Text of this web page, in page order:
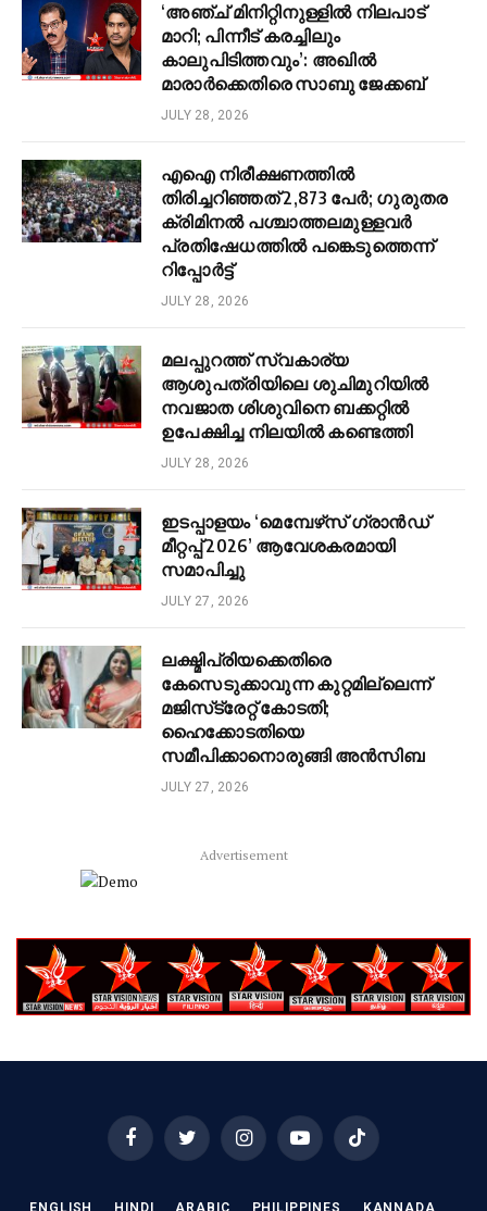
‘അഞ്ച് മിനിറ്റിനുള്ളിൽ നിലപാട്
മാറി; പിന്നീട് കരച്ചിലും
കാലുപിടിത്തവും’: അഖിൽ
മാരാർക്കെതിരെ സാബു ജേക്കബ്
JULY 28, 2026
എഐ നിരീക്ഷണത്തിൽ
തിരിച്ചറിഞ്ഞത് 2,873 പേർ; ഗുരുതര
ക്രിമിനൽ പശ്ചാത്തലമുള്ളവർ
പ്രതിഷേധത്തിൽ പങ്കെടുത്തെന്ന്
റിപ്പോർട്ട്
JULY 28, 2026
മലപ്പുറത്ത് സ്വകാര്യ
ആശുപത്രിയിലെ ശുചിമുറിയിൽ
നവജാത ശിശുവിനെ ബക്കറ്റിൽ
ഉപേക്ഷിച്ച നിലയിൽ കണ്ടെത്തി
JULY 28, 2026
ഇടപ്പാളയം ‘മെമ്പേഴ്‌സ് ഗ്രാൻഡ്
മീറ്റപ്പ് 2026’ ആവേശകരമായി
സമാപിച്ചു
JULY 27, 2026
ലക്ഷ്മിപ്രിയക്കെതിരെ
കേസെടുക്കാവുന്ന കുറ്റമില്ലെന്ന്
മജിസ്‌ട്രേറ്റ് കോടതി;
ഹൈക്കോടതിയെ
സമീപിക്കാനൊരുങ്ങി അൻസിബ
JULY 27, 2026
Advertisement
FacebookTwitter InstagramYouTubeTikTok
ENGLISH HINDI ARABIC PHILIPPINES KANNADA